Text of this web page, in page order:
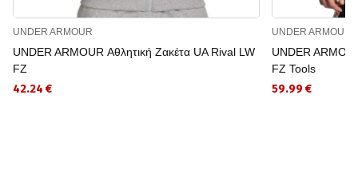
UNDER ARMOUR
UNDER ARMOUR Αθλητική Ζακέτα UA Rival LW
FZ
42.24 €
UNDER ARMOUR
UNDER
FZ Tools
59.99 €